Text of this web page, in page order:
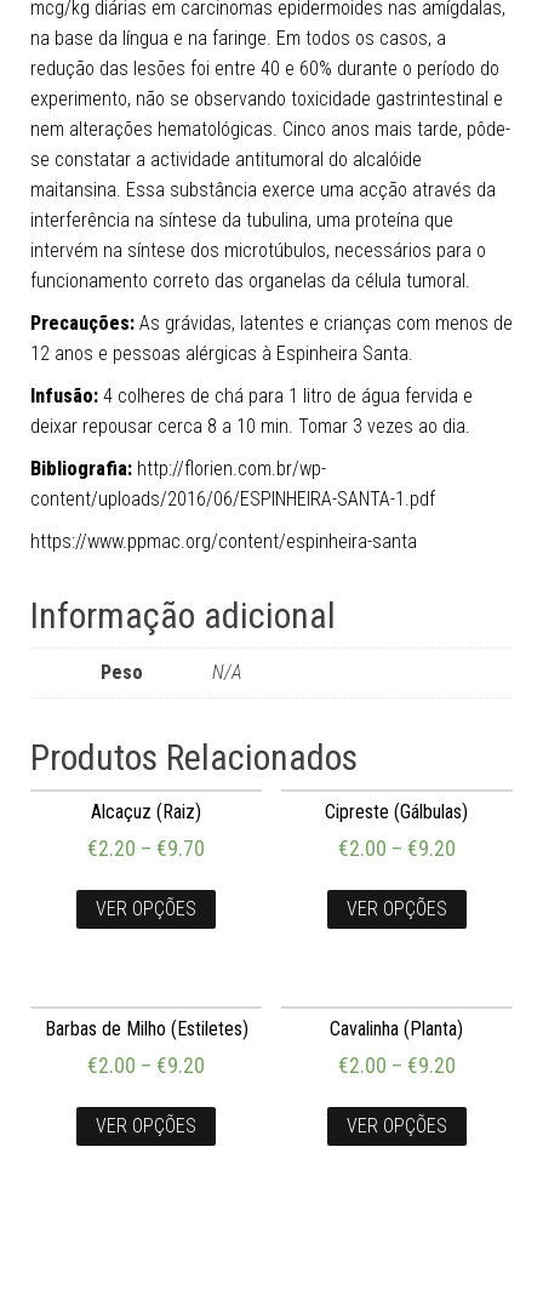
mcg/kg diárias em carcinomas epidermoides nas amígdalas,
na base da língua e na faringe. Em todos os casos, a
redução das lesões foi entre 40 e 60% durante o período do
experimento, não se observando toxicidade gastrintestinal e
nem alterações hematológicas. Cinco anos mais tarde, pôde-
se constatar a actividade antitumoral do alcalóide
maitansina. Essa substância exerce uma acção através da
interferência na síntese da tubulina, uma proteína que
intervém na síntese dos microtúbulos, necessários para o
funcionamento correto das organelas da célula tumoral.
Precauções: As grávidas, latentes e crianças com menos de
12 anos e pessoas alérgicas à Espinheira Santa.
Infusão: 4 colheres de chá para 1 litro de água fervida e
deixar repousar cerca 8 a 10 min. Tomar 3 vezes ao dia.
Bibliografia: http://florien.com.br/wp-
content/uploads/2016/06/ESPINHEIRA-SANTA-1.pdf
https://www.ppmac.org/content/espinheira-santa
Informação adicional
Peso N/A
Produtos Relacionados
Alcaçuz (Raiz)
€2.20 –€9.70
VER OPÇÕES
Cipreste (Gálbulas)
€2.00 – €9.20
VER OPÇÕES
Barbas de Milho (Estiletes)
€2.00 –€9.20
VER OPÇÕES
Cavalinha (Planta)
€2.00 – €9.20
VER OPÇÕES